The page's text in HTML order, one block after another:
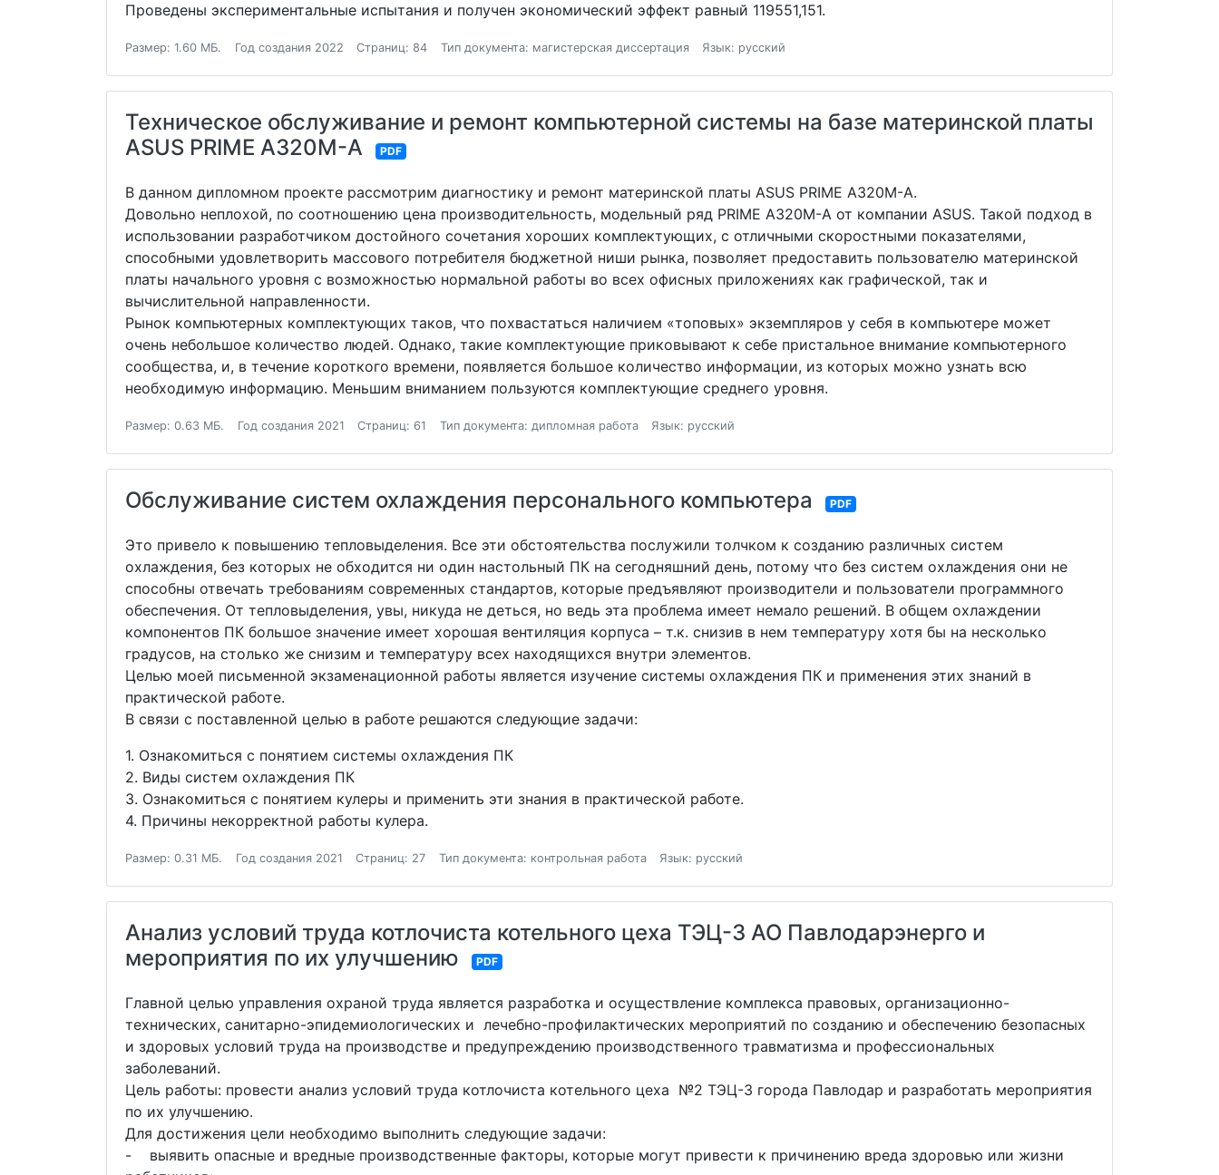
Проведены экспериментальные испытания и получен экономический эффект равный 119551,151.
Размер: 1.60 МБ. Год создания 2022 Страниц: 84 Тип документа: магистерская диссертация Язык: русский
Техническое обслуживание и ремонт компьютерной системы на базе материнской платы
ASUS PRIME A320M-А
PDF
В данном дипломном проекте рассмотрим диагностику и ремонт материнской платы ASUS PRIME A320M-А.
Довольно неплохой, по соотношению цена производительность, модельный ряд PRIME A320M-А от компании ASUS. Такой подход в
использовании разработчиком достойного сочетания хороших комплектующих, с отличными скоростными показателями,
способными удовлетворить массового потребителя бюджетной ниши рынка, позволяет предоставить пользователю материнской
платы начального уровня с возможностью нормальной работы во всех офисных приложениях как графической, так и
вычислительной направленности.
Рынок компьютерных комплектующих таков, что похвастаться наличием «топовых» экземпляров у себя в компьютере может
очень небольшое количество людей. Однако, такие комплектующие приковывают к себе пристальное внимание компьютерного
сообщества, и, в течение короткого времени, появляется большое количество информации, из которых можно узнать всю
необходимую информацию. Меньшим вниманием пользуются комплектующие среднего уровня.
Размер: 0.63 МБ. Год создания 2021 Страниц: 61 Тип документа: дипломная работа Язык: русский
Обслуживание систем охлаждения персонального компьютера PDF
Это привело к повышению тепловыделения. Все эти обстоятельства послужили толчком к созданию различных систем
охлаждения, без которых не обходится ни один настольный ПК на сегодняшний день, потому что без систем охлаждения они не
способны отвечать требованиям современных стандартов, которые предъявляют производители и пользователи программного
обеспечения. От тепловыделения, увы, никуда не деться, но ведь эта проблема имеет немало решений. В общем охлаждении
компонентов ПК большое значение имеет хорошая вентиляция корпуса – т.к. снизив в нем температуру хотя бы на несколько
градусов, на столько же снизим и температуру всех находящихся внутри элементов.
Целью моей письменной экзаменационной работы является изучение системы охлаждения ПК и применения этих знаний в
практической работе.
В связи с поставленной целью в работе решаются следующие задачи:
1. Ознакомиться с понятием системы охлаждения ПК
2. Виды систем охлаждения ПК
3. Ознакомиться с понятием кулеры и применить эти знания в практической работе.
4. Причины некорректной работы кулера.
Размер: 0.31 МБ. Год создания 2021 Страниц: 27 Тип документа: контрольная работа Язык: русский
Анализ условий труда котлочиста котельного цеха ТЭЦ-3 АО Павлодарэнерго и
мероприятия по их улучшению
PDF
Главной целью управления охраной труда является разработка и осуществление комплекса правовых, организационно-
технических, санитарно-эпидемиологических и лечебно-профилактических мероприятий по созданию и обеспечению безопасных
и здоровых условий труда на производстве и предупреждению производственного травматизма и профессиональных
заболеваний.
Цель работы: провести анализ условий труда котлочиста котельного цеха №2 ТЭЦ-3 города Павлодар и разработать мероприятия
по их улучшению.
Для достижения цели необходимо выполнить следующие задачи:
- выявить опасные и вредные производственные факторы, которые могут привести к причинению вреда здоровью или жизни